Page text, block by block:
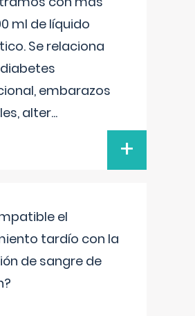
ml de líquido
Se relaciona
embarazos
alter...
+
el
tardío con la
de sangre de